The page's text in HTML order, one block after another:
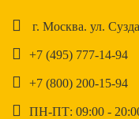
г. Москва. ул.
+7 (495) 777-14-94
+7 (800) 200-15-94
ПН-ПТ: 09:00 -